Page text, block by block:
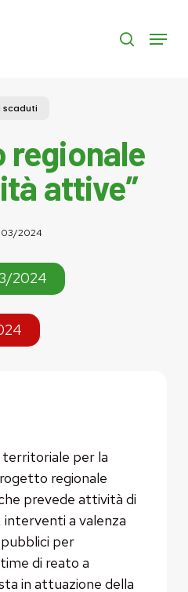
search
Menu
scaduti
regionale
attive”
2024
2024
territoriale per la
regionale
prevede attività di
a valenza
per
di reato a
in attuazione della